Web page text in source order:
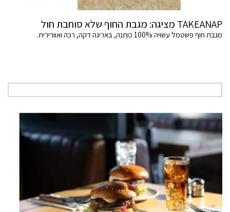
TAKEANAP מציגה: מגבת החוף שלא סוחבת חול
מגבת חוף פשטמל עשויה 100% כותנה, באריגה דקה, רכה ואוורירית.